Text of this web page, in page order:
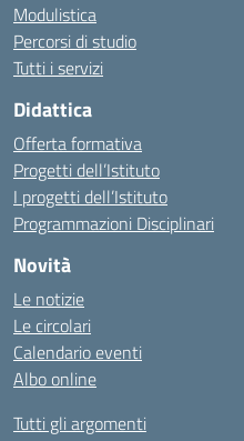
Modulistica
Percorsi di studio
Tutti i servizi
Didattica
Offerta formativa
Progetti dell’Istituto
I progetti dell’Istituto
Programmazioni Disciplinari
Novità
Le notizie
Le circolari
Calendario eventi
Albo online
Tutti gli argomenti